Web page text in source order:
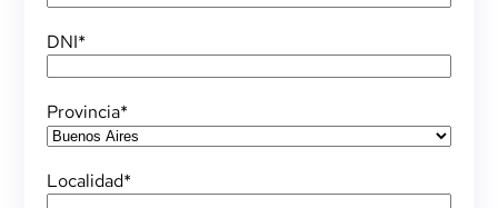
DNI*
Provincia*
Localidad*